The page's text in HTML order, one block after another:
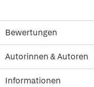
Bewertungen
Autorinnen & Autoren
Informationen